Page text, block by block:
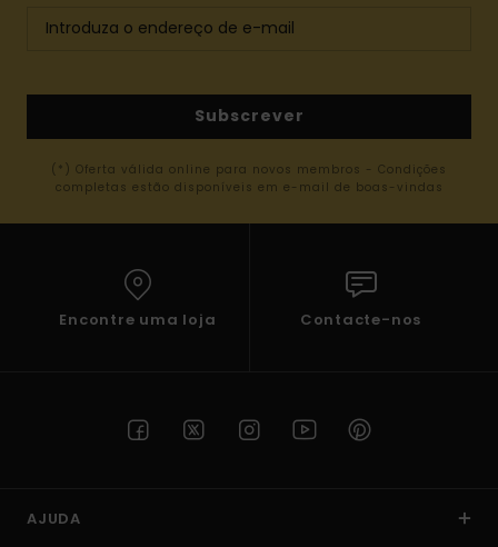
Subscrever
(*) Oferta válida online para novos membros - Condições
completas estão disponíveis em e-mail de boas-vindas
Encontre uma loja Contacte-nos
AJUDA